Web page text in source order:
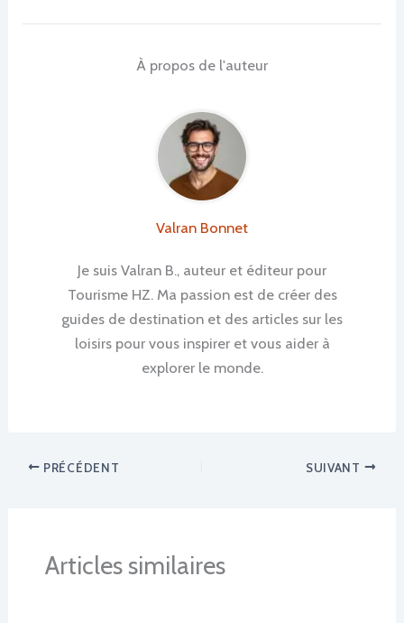
À propos de l'auteur
Valran Bonnet
Je suis Valran B., auteur et éditeur pour
Tourisme HZ. Ma passion est de créer des
guides de destination et des articles sur les
loisirs pour vous inspirer et vous aider à
explorer le monde.
PRÉCÉDENT SUIVANT
Articles similaires